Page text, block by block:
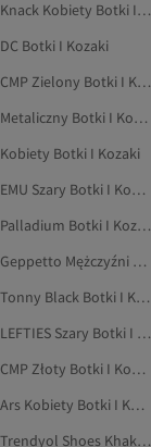
Knack Kobiety Botki I Kozaki
DC Botki I Kozaki
CMP Zielony Botki I Kozaki
Metaliczny Botki I Kozaki
Kobiety Botki I Kozaki
EMU Szary Botki I Kozaki
Palladium Botki I Kozaki
Geppetto Mężczyźni Botki I Kozaki
Tonny Black Botki I Kozaki
LEFTIES Szary Botki I Kozaki
CMP Złoty Botki I Kozaki
Ars Kobiety Botki I Kozaki
Trendyol Shoes Khaki Botki I Kozaki